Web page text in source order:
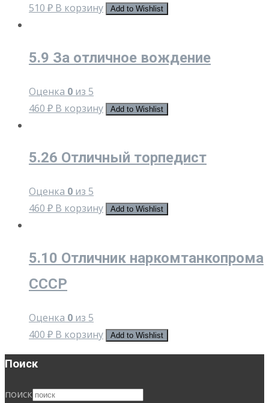
510 ₽ В корзину Add to Wishlist
5.9 За отличное вождение
Оценка 0 из 5
460 ₽ В корзину Add to Wishlist
5.26 Отличный торпедист
Оценка 0 из 5
460 ₽ В корзину Add to Wishlist
5.10 Отличник наркомтанкопрома
СССР
Оценка 0 из 5
400 ₽ В корзину Add to Wishlist
Поиск
поиск